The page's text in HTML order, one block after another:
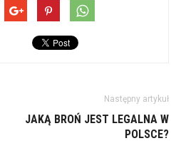
Następny artykuł
JAKĄ BROŃ JEST LEGALNA W
POLSCE?